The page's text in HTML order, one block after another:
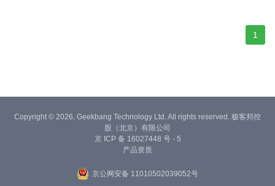
1
Copyright © 2026, Geekbang Technology Ltd. All rights reserved. 极客邦控
股（北京）有限公司
京 ICP 备 16027448 号 - 5
产品资质
京公网安备 11010502039052号